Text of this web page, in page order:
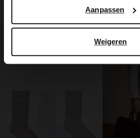
Aanpassen
Weigeren
Ich suche es für Sie